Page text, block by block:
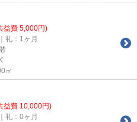
益費 5,000円)
礼：1ヶ月
㎡
益費 10,000円)
礼：0ヶ月